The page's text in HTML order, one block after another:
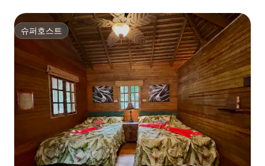
슈퍼호스트
슈퍼호스트